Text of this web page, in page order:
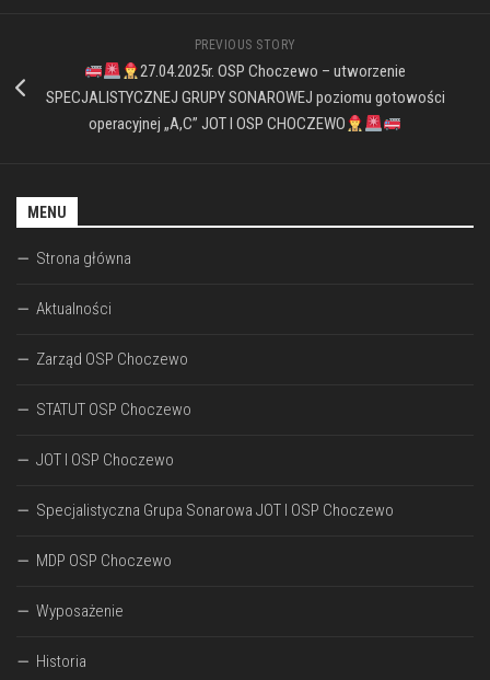
PREVIOUS STORY
27.04.2025r. OSP Choczewo – utworzenie
SPECJALISTYCZNEJ GRUPY SONAROWEJ poziomu gotowości
operacyjnej „A,C” JOT I OSP CHOCZEWO
MENU
Strona główna
Aktualności
Zarząd OSP Choczewo
STATUT OSP Choczewo
JOT I OSP Choczewo
Specjalistyczna Grupa Sonarowa JOT I OSP Choczewo
MDP OSP Choczewo
Wyposażenie
Historia